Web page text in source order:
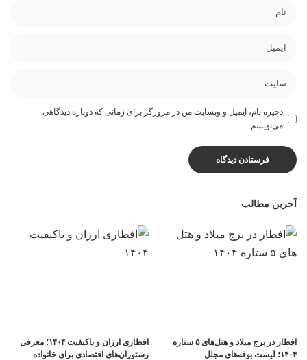
ذخیره نام، ایمیل و وبسایت من در مرورگر برای زمانی که دوباره دیدگاهی
می‌نویسم.
آخرین مطالب
افطار در برج میلاد و هتل‌های ۵ ستاره
۱۴۰۴؛ لیست بوفه‌های مجلل
افطاری ارزان و باکیفیت ۱۴۰۴؛ معرفی
رستوران‌های اقتصادی برای خانواده